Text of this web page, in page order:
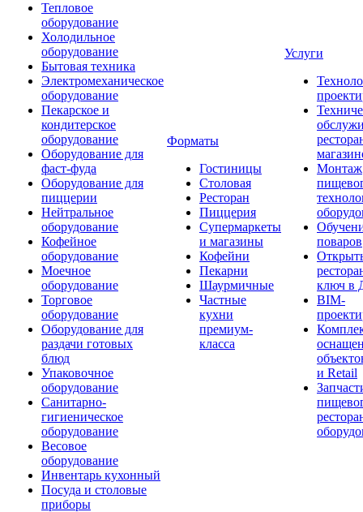
Тепловое
оборудование
Холодильное
оборудование
Бытовая техника
Электромеханическое
оборудование
Пекарское и
кондитерское
оборудование
Оборудование для
фаст-фуда
Оборудование для
пиццерии
Нейтральное
оборудование
Кофейное
оборудование
Моечное
оборудование
Торговое
оборудование
Оборудование для
раздачи готовых
блюд
Упаковочное
оборудование
Санитарно-
гигиеническое
оборудование
Весовое
оборудование
Инвентарь кухонный
Посуда и столовые
приборы
Форматы
Гостиницы
Столовая
Ресторан
Пиццерия
Супермаркеты
и магазины
Кофейни
Пекарни
Шаурмичные
Частные
кухни
премиум-
класса
Услуги
Монтаж
поваров
ключ в
BIM-
и Retail